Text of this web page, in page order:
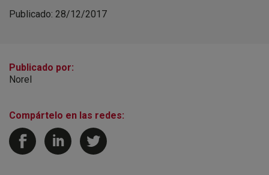
Publicado: 28/12/2017
Publicado por:
Norel
Compártelo en las redes: